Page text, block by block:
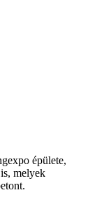
épülete,
melyek